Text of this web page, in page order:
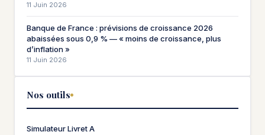
11 Juin 2026
Banque de France : prévisions de croissance 2026
abaissées sous 0,9 % — « moins de croissance, plus
d’inflation »
11 Juin 2026
Nos outils
Simulateur Livret A